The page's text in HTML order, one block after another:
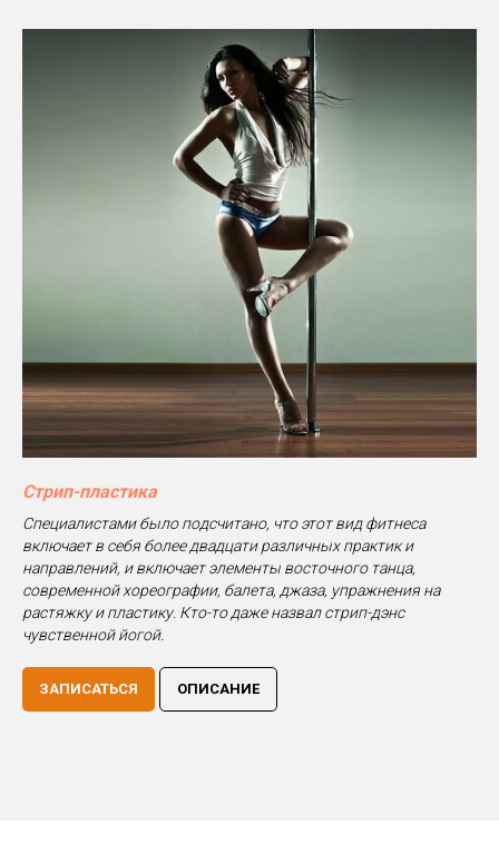
Стрип-пластика
Специалистами было подсчитано, что этот вид фитнеса
включает в себя более двадцати различных практик и
направлений, и включает элементы восточного танца,
современной хореографии, балета, джаза, упражнения на
растяжку и пластику. Кто-то даже назвал стрип-дэнс
чувственной йогой.
ЗАПИСАТЬСЯ ОПИСАНИЕ